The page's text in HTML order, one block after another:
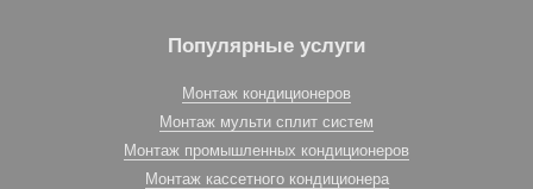
Популярные услуги
Монтаж кондиционеров
Монтаж мульти сплит систем
Монтаж промышленных кондиционеров
Монтаж кассетного кондиционера